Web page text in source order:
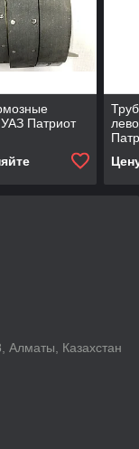
Патриот
Алматы, Казахстан